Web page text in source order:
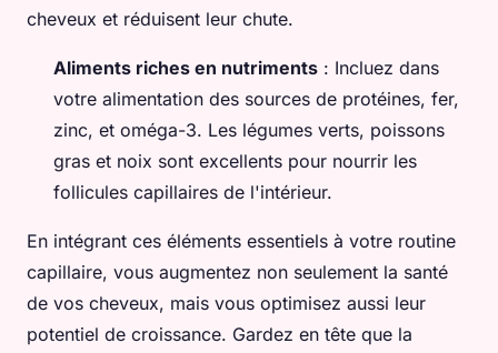
cheveux et réduisent leur chute.
Aliments riches en nutriments : Incluez dans
votre alimentation des sources de protéines, fer,
zinc, et oméga-3. Les légumes verts, poissons
gras et noix sont excellents pour nourrir les
follicules capillaires de l'intérieur.
En intégrant ces éléments essentiels à votre routine
capillaire, vous augmentez non seulement la santé
de vos cheveux, mais vous optimisez aussi leur
potentiel de croissance. Gardez en tête que la